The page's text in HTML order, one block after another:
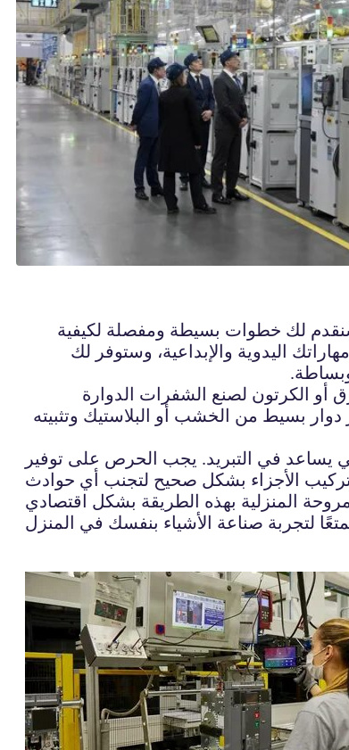
لك خطوات بسيطة ومفصلة لكيفية
اليدوية والإبداعية، وستوفر لك
الكرتون لصنع الشفرات الدوارة
بسيط من الخشب أو البلاستيك وتثبيته
يساعد في التبريد. يجب الحرص على توفير
المنزلية بهذه الطريقة بشكل اقتصادي